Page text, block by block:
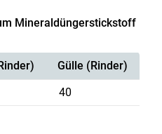
Mineraldüngerstickstoff
Gülle (Rinder)
40